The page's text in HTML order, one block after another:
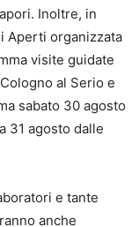
Inoltre, in
Aperti organizzata
visite guidate
al Serio e
sabato 30 agosto
31 agosto dalle
e tante
anche